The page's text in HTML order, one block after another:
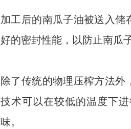
加工后的南瓜子油被送入储
好的密封性能，以防止南瓜
除了传统的物理压榨方法
技术可以在较低的温度下
味。